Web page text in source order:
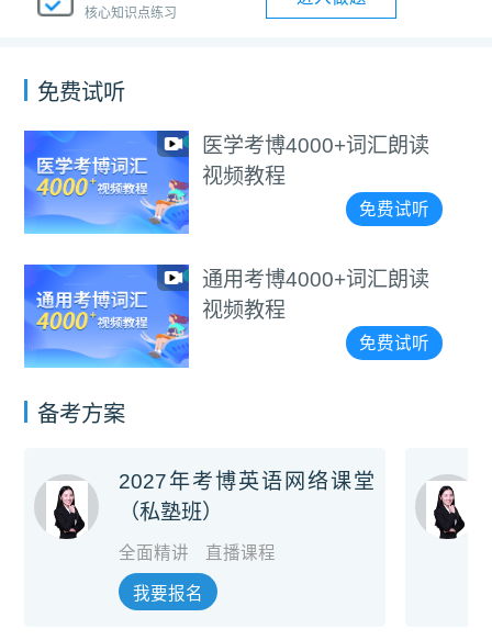
核心知识点练习
免费试听
医学考博4000+词汇朗读
视频教程
免费试听
通用考博4000+词汇朗读
视频教程
免费试听
备考方案
2027年考博英语网络课堂
（私塾班）
全面精讲 直播课程
我要报名